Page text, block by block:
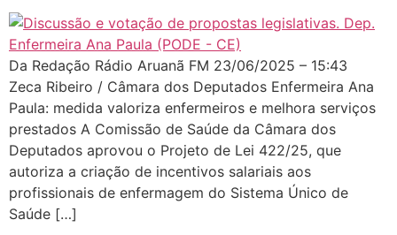
Da Redação Rádio Aruanã FM 23/06/2025 – 15:43
Zeca Ribeiro / Câmara dos Deputados Enfermeira Ana
Paula: medida valoriza enfermeiros e melhora serviços
prestados A Comissão de Saúde da Câmara dos
Deputados aprovou o Projeto de Lei 422/25, que
autoriza a criação de incentivos salariais aos
profissionais de enfermagem do Sistema Único de
Saúde […]